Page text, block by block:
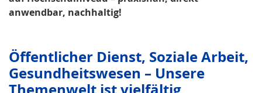
anwendbar, nachhaltig!
Öffentlicher Dienst, Soziale Arbeit,
Gesundheits­wesen – Unsere